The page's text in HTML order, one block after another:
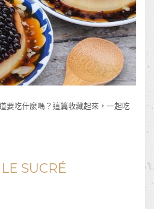
要吃什麼嗎？這篇收藏起來，一起吃
SUCRÉ